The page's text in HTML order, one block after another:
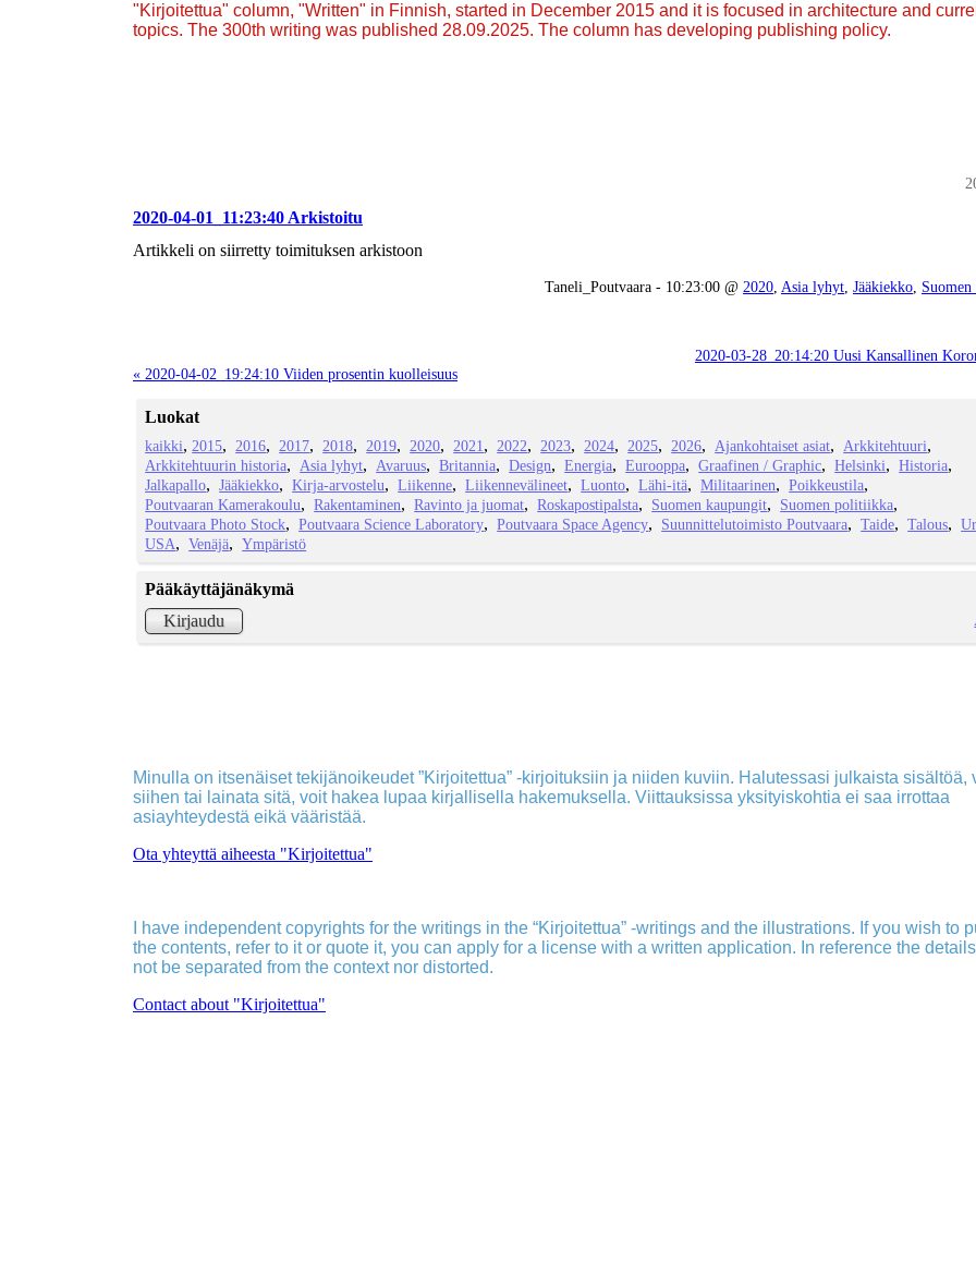
"Kirjoitettua" column, "Written" in Finnish, started in December 2015 and it is focused in architecture and
topics. The 300th writing was published 28.09.2025. The column has developing publishing policy.
2020-04-01_11:23:40 Arkistoitu
Artikkeli on siirretty toimituksen arkistoon
Taneli_Poutvaara - 10:23:00 @ 2020 Asia lyhyt Jääkiekko
2020-03-28_20:14:20 Uusi Kansallinen
« 2020-04-02_19:24:10 Viiden prosentin kuolleisuus
Luokat
kaikki 2015 2016 2017 2018 2019 2020 2021 2022 2023 2024 2025 2026 Ajankohtaiset asiat
Arkkitehtuuri
Arkkitehtuurin historia
Asia lyhyt Avaruus Britannia Design Energia Eurooppa Graafinen / Graphic Helsinki
Historia
Jalkapallo
Jääkiekko Kirja-arvostelu Liikenne Liikennevälineet Luonto Lähi-itä Militaarinen
Poikkeustila
Poutvaaran Kamerakoulu
Rakentaminen Ravinto ja juomat Roskapostipalsta Suomen kaupungit
Suomen politiikka
Poutvaara Photo Stock
Poutvaara Science Laboratory Poutvaara Space Agency Suunnittelutoimisto Poutvaara Taide Talous
USA
Venäjä Ympäristö
Pääkäyttäjänäkymä
Kirjaudu
Minulla on itsenäiset tekijänoikeudet ”Kirjoitettua” -kirjoituksiin ja niiden kuviin. Halutessasi julkaista sisältöä,
siihen tai lainata sitä, voit hakea lupaa kirjallisella hakemuksella. Viittauksissa yksityiskohtia ei saa irrottaa
asiayhteydestä eikä vääristää.
Ota yhteyttä aiheesta "Kirjoitettua"
I have independent copyrights for the writings in the “Kirjoitettua” -writings and the illustrations. If you wish to
the contents, refer to it or quote it, you can apply for a license with a written application. In reference the
not be separated from the context nor distorted.
Contact about "Kirjoitettua"